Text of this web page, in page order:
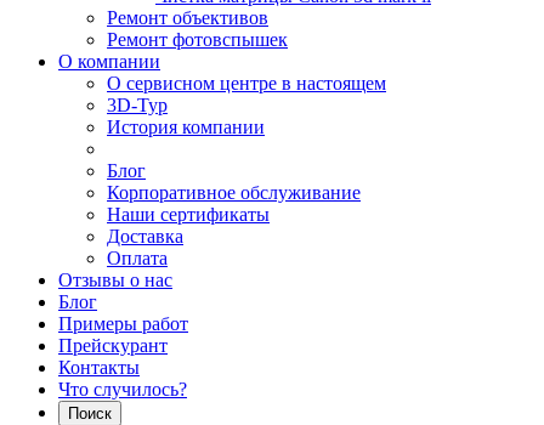
Ремонт объективов
Ремонт фотовспышек
О компании
О сервисном центре в настоящем
3D-Тур
История компании
Блог
Корпоративное обслуживание
Наши сертификаты
Доставка
Оплата
Отзывы о нас
Блог
Примеры работ
Прейскурант
Контакты
Что случилось?
Поиск